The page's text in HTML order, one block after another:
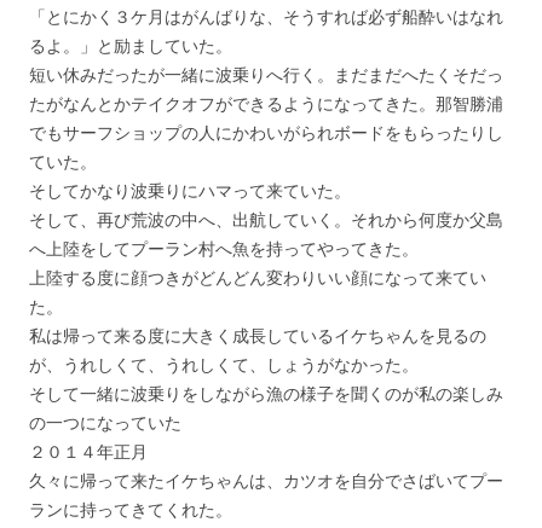
「とにかく３ケ月はがんばりな、そうすれば必ず船酔いはなれ
るよ。」と励ましていた。
短い休みだったが一緒に波乗りへ行く。まだまだへたくそだっ
たがなんとかテイクオフができるようになってきた。那智勝浦
でもサーフショップの人にかわいがられボードをもらったりし
ていた。
そしてかなり波乗りにハマって来ていた。
そして、再び荒波の中へ、出航していく。それから何度か父島
へ上陸をしてプーラン村へ魚を持ってやってきた。
上陸する度に顔つきがどんどん変わりいい顔になって来てい
た。
私は帰って来る度に大きく成長しているイケちゃんを見るの
が、うれしくて、うれしくて、しょうがなかった。
そして一緒に波乗りをしながら漁の様子を聞くのが私の楽しみ
の一つになっていた
２０１４年正月
久々に帰って来たイケちゃんは、カツオを自分でさばいてプー
ランに持ってきてくれた。